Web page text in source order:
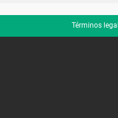
Términos